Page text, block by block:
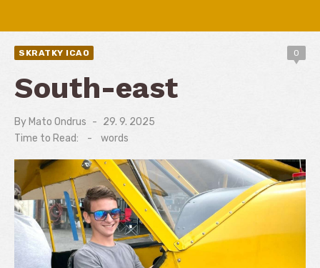
SKRATKY ICAO 0
South-east
By Mato Ondrus
Posted
on
29. 9. 2025
Time to Read:
- words